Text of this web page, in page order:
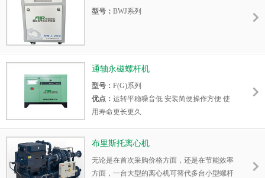
型号： BWJ系列
通轴永磁螺杆机
型号： F(G)系列
优点： 运转平稳噪音低 安装简便操作方便 使
用寿命更长更久
布里斯托离心机
无论是在首次采购价格方面，还是在节能效率
方面，一台大型的离心机可替代多台小型螺杆